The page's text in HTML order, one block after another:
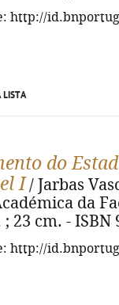
http://
LISTA
do
I / Jarbas
da
; 23 cm. - ISBN
http://